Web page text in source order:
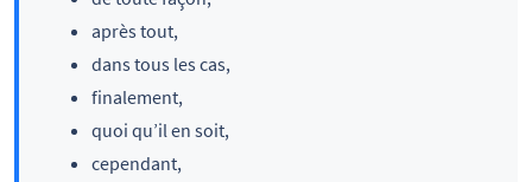
après tout,
dans tous les cas,
finalement,
quoi qu’il en soit,
cependant,